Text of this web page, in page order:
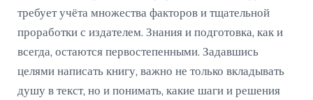
требует учёта множества факторов и тщательной
проработки с издателем. Знания и подготовка, как и
всегда, остаются первостепенными. Задавшись
целями написать книгу, важно не только вкладывать
душу в текст, но и понимать, какие шаги и решения